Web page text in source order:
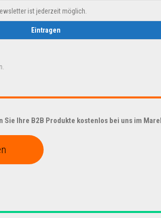
ist jederzeit möglich.
Ihre B2B Produkte kostenlos bei uns im